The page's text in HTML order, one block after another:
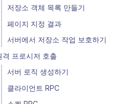
저장소 객체 목록 만들기
페이지 지정 결과
서버에서 저장소 작업 보호하기
격 프로시저 호출
서버 로직 생성하기
클라이언트 RPC